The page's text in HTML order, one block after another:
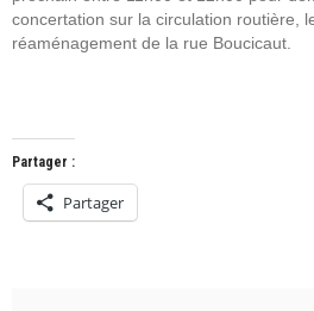
concertation sur la circulation routière,
réaménagement de la rue Boucicaut.
Partager :
Partager